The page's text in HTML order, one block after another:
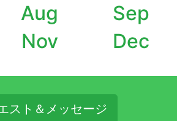
Aug
Sep
Nov Dec
スト＆メッセージ